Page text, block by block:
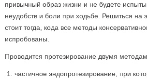
привычный образ жизни и не будете
неудобств и боли при ходьбе. Решиться на
стоит тогда, кода все методы
испробованы.
Проводится протезирование двумя
частичное эндопротезирование, при